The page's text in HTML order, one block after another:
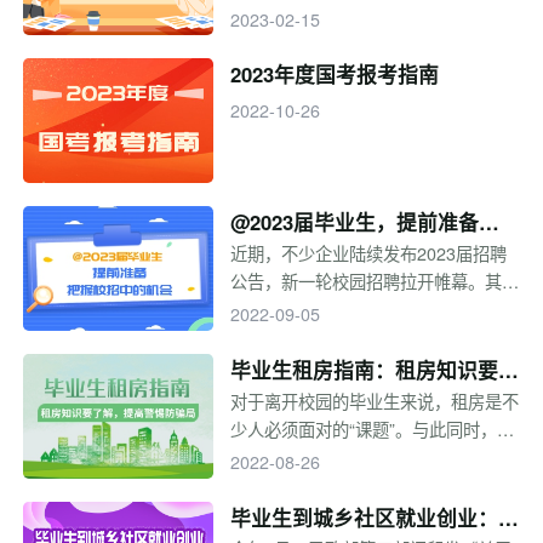
示，我国灵活就业人员达2亿人。面对
业比例也逐年升高，越来越多的毕业生
政策为灵活就业毕业生提供保障。那
2023-02-15
2023年度国考报考指南
2022-10-26
@2023届毕业生，提前准备，
把握校招中的机会
近期，不少企业陆续发布2023届招聘
公告，新一轮校园招聘拉开帷幕。其
中，秋季招聘规模大、名企云集、岗位
校园招聘时间线是怎样的？该如何为求
职做准备？一起来看本专题的内容~
2022-09-05
毕业生租房指南：租房知识要了
解，提高警惕防骗局
对于离开校园的毕业生来说，租房是不
少人必须面对的“课题”。与此同时，越
来越多在校大学生参与实习、考研、求
租到租金合适、称心如意的房子却并非
2022-08-26
毕业生到城乡社区就业创业：助